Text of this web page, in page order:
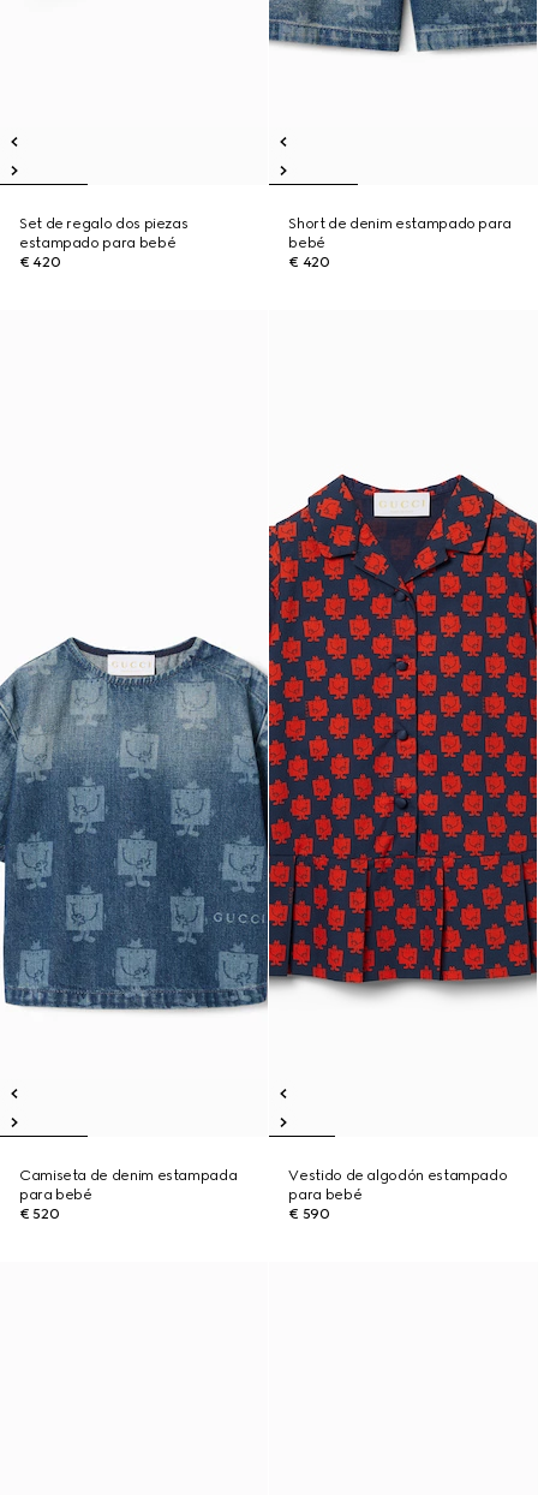
Set de regalo dos piezas
estampado para bebé
€ 420
Short de denim estampado para
bebé
€ 420
Camiseta de denim estampada
para bebé
€ 520
Vestido de algodón estampado
para bebé
€ 590